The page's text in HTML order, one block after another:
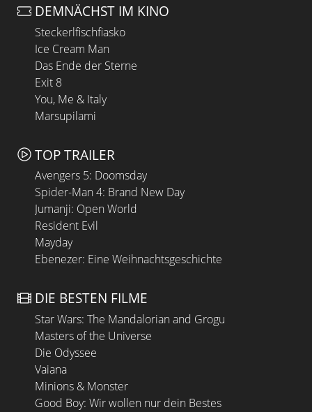
DEMNÄCHST IM KINO
Steckerlfischfiasko
Ice Cream Man
Das Ende der Sterne
Exit 8
You, Me & Italy
Marsupilami
TOP TRAILER
Avengers 5: Doomsday
Spider-Man 4: Brand New Day
Jumanji: Open World
Resident Evil
Mayday
Ebenezer: Eine Weihnachtsgeschichte
DIE BESTEN FILME
Star Wars: The Mandalorian and Grogu
Masters of the Universe
Die Odyssee
Vaiana
Minions & Monster
Good Boy: Wir wollen nur dein Bestes